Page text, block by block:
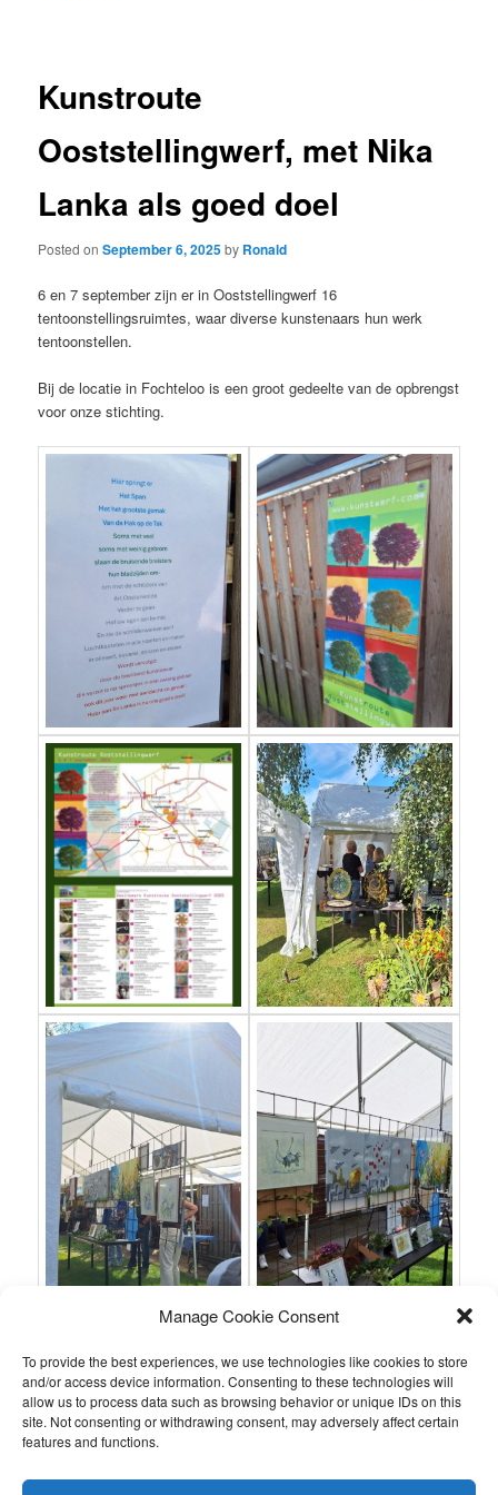
Manage Cookie Consent
To provide the best experiences, we use technologies like cookies to store
and/or access device information. Consenting to these technologies will
allow us to process data such as browsing behavior or unique IDs on this
site. Not consenting or withdrawing consent, may adversely affect certain
features and functions.
Kunstroute
Ooststellingwerf, met Nika
Lanka als goed doel
Posted onSeptember 6, 2025by Ronald
6 en 7 september zijn er in Ooststellingwerf 16
tentoonstellingsruimtes, waar diverse kunstenaars hun werk
tentoonstellen.
Bij de locatie in Fochteloo is een groot gedeelte van de opbrengst
voor onze stichting.
update 8 september 2025 : uiteindelijk was er een fantastische
opbrengst van 440 euro voor de stichting.
This entry was posted in by .